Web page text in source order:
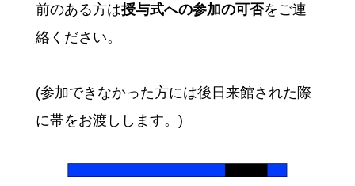
前のある方は授与式への参加の可否をご連
絡ください。
(参加できなかった方には後日来館された際
に帯をお渡しします。)